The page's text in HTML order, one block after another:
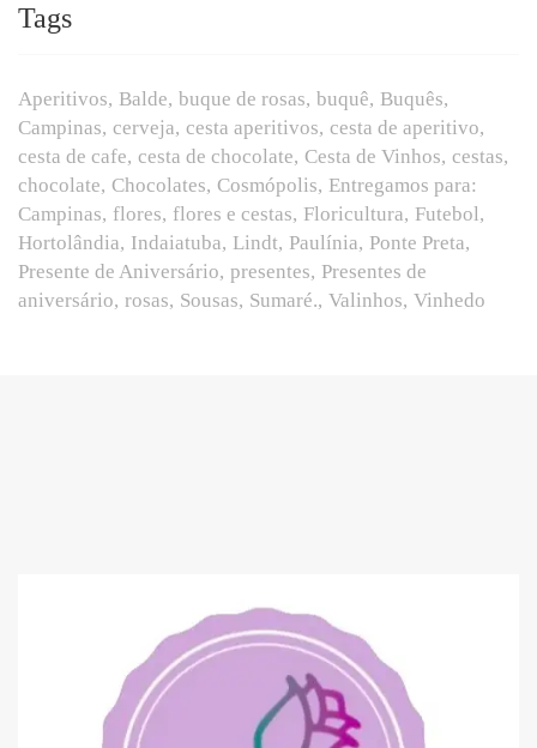
Tags
Aperitivos Balde buque de rosas buquê Buquês
Campinas cerveja cesta aperitivos cesta de aperitivo
cesta de cafe cesta de chocolate Cesta de Vinhos cestas
chocolate Chocolates Cosmópolis Entregamos para:
Campinas flores flores e cestas Floricultura Futebol
Hortolândia Indaiatuba Lindt Paulínia Ponte Preta
Presente de Aniversário presentes Presentes de
aniversário rosas Sousas Sumaré. Valinhos Vinhedo